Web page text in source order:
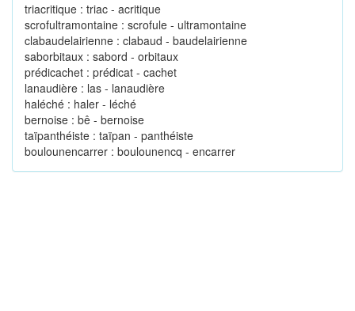
triacritique : triac - acritique
scrofultramontaine : scrofule - ultramontaine
clabaudelairienne : clabaud - baudelairienne
saborbitaux : sabord - orbitaux
prédicachet : prédicat - cachet
lanaudière : las - lanaudière
haléché : haler - léché
bernoise : bê - bernoise
taïpanthéiste : taïpan - panthéiste
boulounencarrer : boulounencq - encarrer